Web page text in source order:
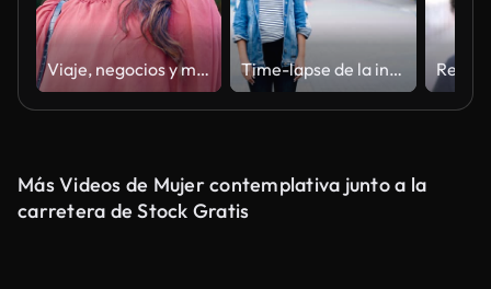
Viaje, negocios y mujer india caminando al aire libre para un nuevo trabajo, primer día o objetivos profesionales. Por la mañana, en el trayecto al trabajo o en una trabajadora que mira hacia arriba en señal de gratitud, reflexión o inspiración al air Time-lapse de la infeliz niña solitaria solas en la calle y mirando a cámara cuando la gente está caminando alrededor de rápido. Soledad y concepto de la vida moderna.
Más Videos de Mujer contemplativa junto a la
carretera de Stock Gratis